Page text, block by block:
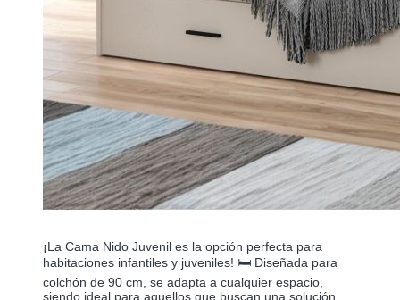
¡La Cama Nido Juvenil es la opción perfecta para
habitaciones infantiles y juveniles! 🛏️ Diseñada para
colchón de 90 cm, se adapta a cualquier espacio,
siendo ideal para aquellos que buscan una solución